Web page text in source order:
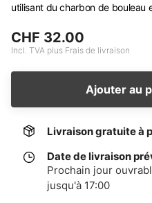
utilisant du charbon de bouleau
CHF 32.00
Incl. TVA plus Frais de livraison
Ajouter au
Livraison gratuite à
Date de livraison
Prochain jour
jusqu'à 17:00